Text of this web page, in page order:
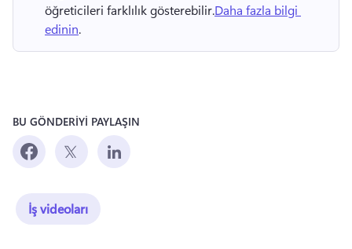
öğreticileri farklılık gösterebilir.Daha fazla bilgi
edinin.
BU GÖNDERİYİ PAYLAŞIN
İş videoları